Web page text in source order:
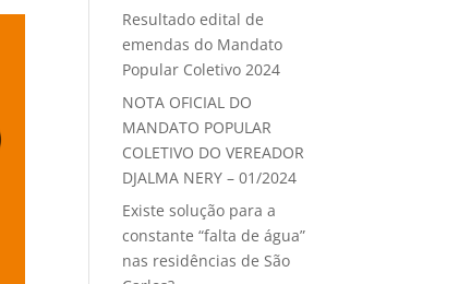
Resultado edital de
emendas do Mandato
Popular Coletivo 2024
NOTA OFICIAL DO
MANDATO POPULAR
COLETIVO DO VEREADOR
DJALMA NERY – 01/2024
Existe solução para a
constante “falta de água”
nas residências de São